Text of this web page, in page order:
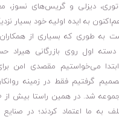
فشار
است، باید بگویم مظروف 210 لیتری این
کردن موجودی انبار مبنی بر اینکه
دیزلی و گریس‌های
به ایده اولیه خود بسیار
به طوری که بسیاری از همکاران
اول روی بازرگانی هیراد
می‌خواستیم مقصدی امن
گرفتیم فقط در زمینه
ما اعتماد کردند؛ در صنایع